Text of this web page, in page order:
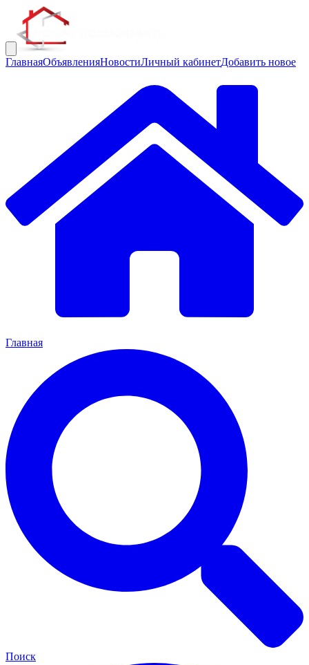
ГлавнаяОбъявленияНовостиЛичный кабинетДобавить новое
Главная
Поиск